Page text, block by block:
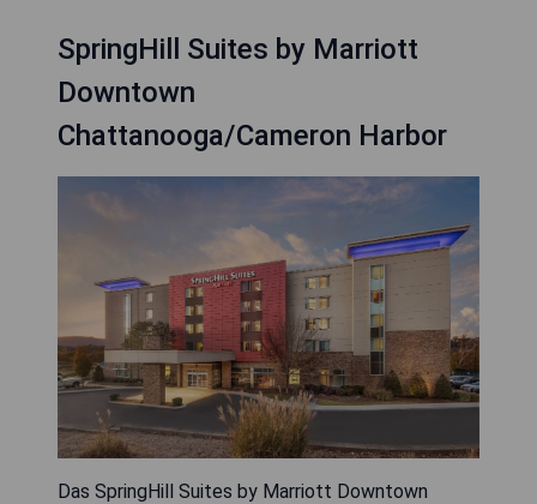
SpringHill Suites by Marriott
Downtown
Chattanooga/Cameron Harbor
Das SpringHill Suites by Marriott Downtown